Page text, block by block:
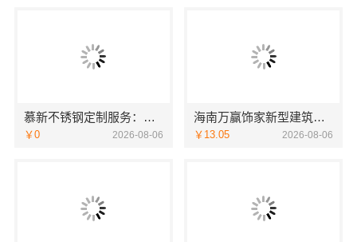
慕新不锈钢定制服务：环保零甲醛卧室打造
￥0 2026-08-06
海南万赢饰家新型建筑材料有限公司吊顶造型，旧房焕新更美观
￥13.05 2026-08-06